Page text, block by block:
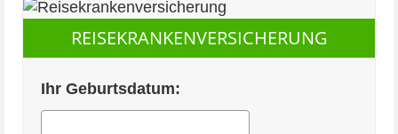
REISEKRANKENVERSICHERUNG
Ihr Geburtsdatum: